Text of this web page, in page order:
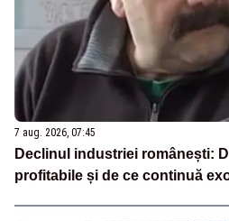
7 aug. 2026, 07:45
Declinul industriei românești:
profitabile și de ce continuă